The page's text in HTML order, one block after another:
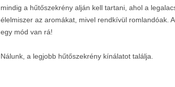
mindig a hűtőszekrény alján kell tartani, ahol a
élelmiszer az aromákat, mivel rendkívül romlandóak.
egy mód van rá!
Nálunk, a legjobb hűtőszekrény kínálatot találja.